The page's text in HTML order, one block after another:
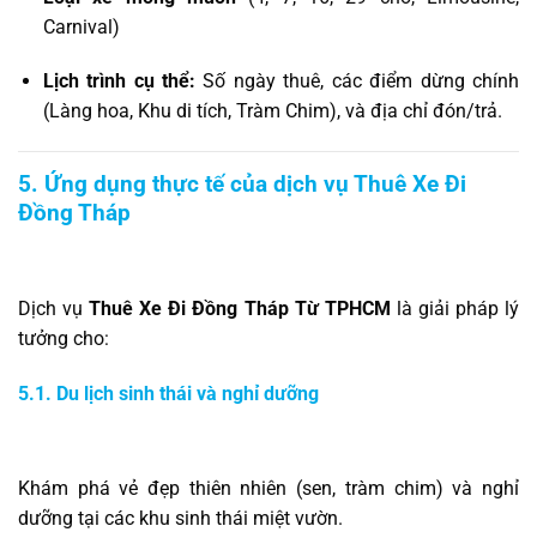
Carnival)
Lịch trình cụ thể: Số ngày thuê, các điểm dừng chính
(Làng hoa, Khu di tích, Tràm Chim), và địa chỉ đón/trả.
5. Ứng dụng thực tế của dịch vụ Thuê Xe Đi
Đồng Tháp
Dịch vụThuê Xe Đi Đồng Tháp Từ TPHCM
là giải pháp lý
tưởng cho:
5.1. Du lịch sinh thái và nghỉ dưỡng
Khám phá vẻ đẹp thiên nhiên (sen, tràm chim) và nghỉ
dưỡng tại các khu sinh thái miệt vườn.